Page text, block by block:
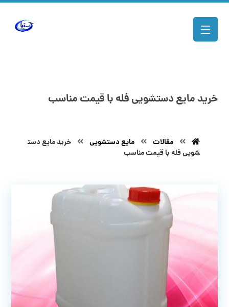
خرید مایع دستشویی فله با قیمت مناسب
مقالات مایع دستشویی
خرید مایع دست
شویی فله با قیمت مناسب